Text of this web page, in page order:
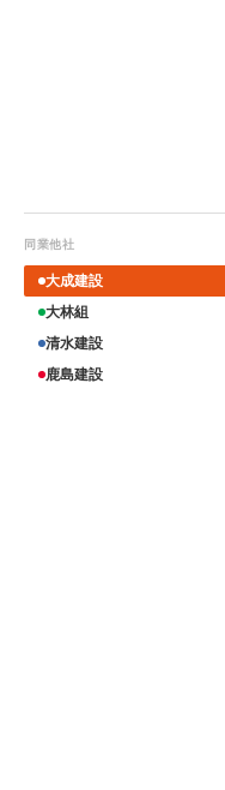
同業他社
大成建設
大林組
清水建設
鹿島建設